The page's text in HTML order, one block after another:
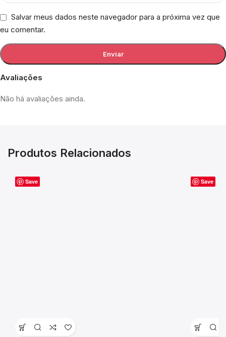
Avaliações
Não há avaliações ainda.
Salvar meus dados neste navegador para a próxima vez que
eu comentar.
Produtos Relacionados
Save Save